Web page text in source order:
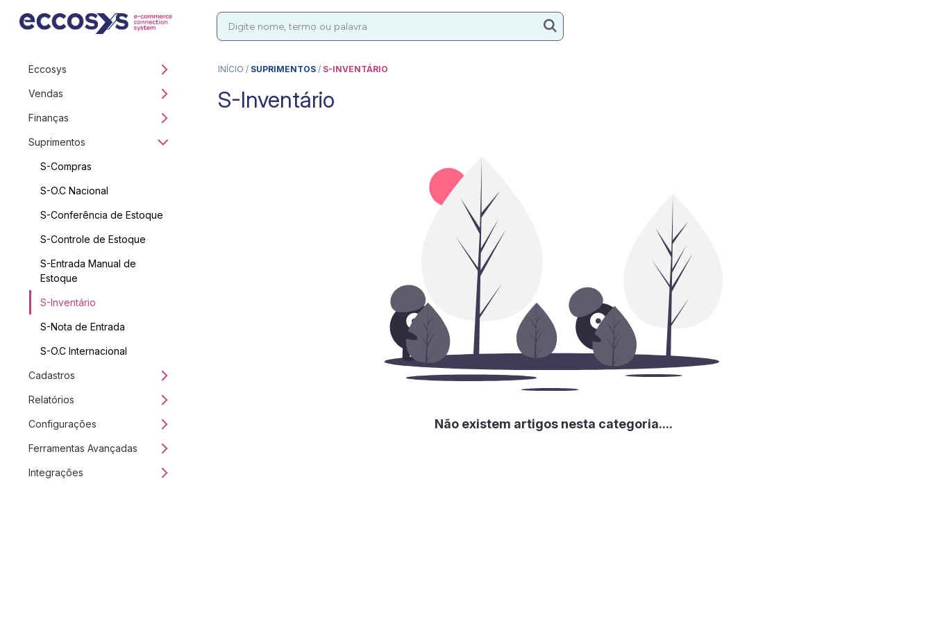
Eccosys
Vendas
Finanças
Suprimentos
S-Compras
S-O.C Nacional
S-Conferência de Estoque
S-Controle de Estoque
S-Entrada Manual de
Estoque
S-Inventário
S-Nota de Entrada
S-O.C Internacional
Cadastros
Relatórios
Configurações
Ferramentas Avançadas
Integrações
INÍCIO / SUPRIMENTOS / S-INVENTÁRIO
S-Inventário
Não existem artigos nesta categoria....